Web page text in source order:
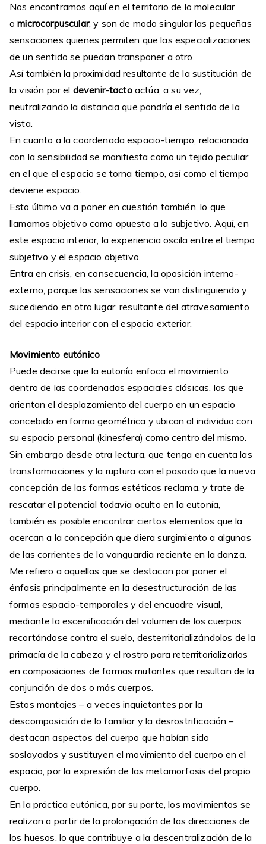
Nos encontramos aquí en el territorio de lo molecular
omicrocorpuscular, y son de modo singular las pequeñas
sensaciones quienes permiten que las especializaciones
de un sentido se puedan transponer a otro.
Así también la proximidad resultante de la sustitución de
la visión por el devenir-tactoactúa, a su vez,
neutralizando la distancia que pondría el sentido de la
vista.
En cuanto a la coordenada espacio-tiempo, relacionada
con la sensibilidad se manifiesta como un tejido peculiar
en el que el espacio se torna tiempo, así como el tiempo
deviene espacio.
Esto último va a poner en cuestión también, lo que
llamamos objetivo como opuesto a lo subjetivo. Aquí, en
este espacio interior, la experiencia oscila entre el tiempo
subjetivo y el espacio objetivo.
Entra en crisis, en consecuencia, la oposición interno-
externo, porque las sensaciones se van distinguiendo y
sucediendo en otro lugar, resultante del atravesamiento
del espacio interior con el espacio exterior.
Movimiento eutónico
Puede decirse que la eutonía enfoca el movimiento
dentro de las coordenadas espaciales clásicas, las que
orientan el desplazamiento del cuerpo en un espacio
concebido en forma geométrica y ubican al individuo con
su espacio personal (kinesfera) como centro del mismo.
Sin embargo desde otra lectura, que tenga en cuenta las
transformaciones y la ruptura con el pasado que la nueva
concepción de las formas estéticas reclama, y trate de
rescatar el potencial todavía oculto en la eutonía,
también es posible encontrar ciertos elementos que la
acercan a la concepción que diera surgimiento a algunas
de las corrientes de la vanguardia reciente en la danza.
Me refiero a aquellas que se destacan por poner el
énfasis principalmente en la desestructuración de las
formas espacio-temporales y del encuadre visual,
mediante la escenificación del volumen de los cuerpos
recortándose contra el suelo, desterritorializándolos de la
primacía de la cabeza y el rostro para reterritorializarlos
en composiciones de formas mutantes que resultan de la
conjunción de dos o más cuerpos.
Estos montajes – a veces inquietantes por la
descomposición de lo familiar y la desrostrificación –
destacan aspectos del cuerpo que habían sido
soslayados y sustituyen el movimiento del cuerpo en el
espacio, por la expresión de las metamorfosis del propio
cuerpo.
En la práctica eutónica, por su parte, los movimientos se
realizan a partir de la prolongación de las direcciones de
los huesos, lo que contribuye a la descentralización de la